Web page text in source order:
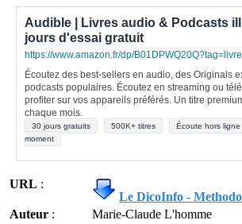
Audible | Livres audio & Podcasts
jours d'essai gratuit
https://www.amazon.fr/dp/
Écoutez des best-sellers en audio, des Originals
podcasts populaires. Écoutez en streaming ou
profiter sur vos appareils préférés. Un titre
chaque mois.
30 jours gratuits 500K+ titres Écoute hors ligne
moment
URL :
Le DicoInfo -
Auteur :
Marie-Claude L'homme